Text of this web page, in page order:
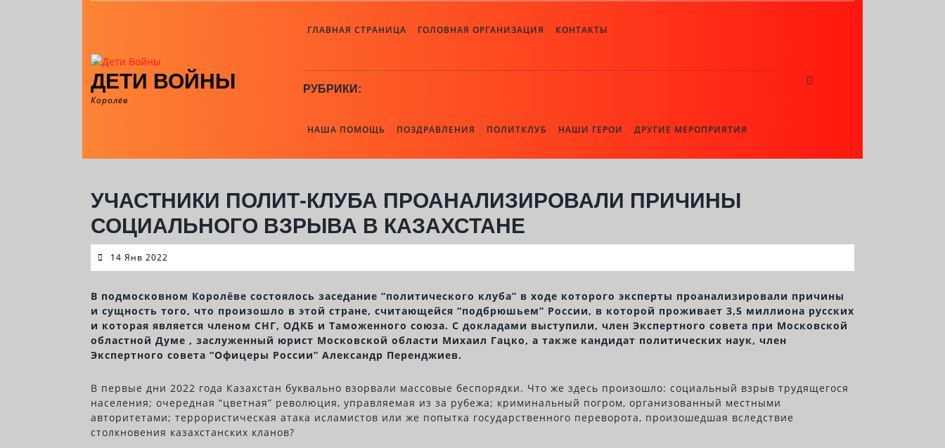
ДЕТИ ВОЙНЫ
Королёв
ГЛАВНАЯ СТРАНИЦА ГОЛОВНАЯ ОРГАНИЗАЦИЯ КОНТАКТЫ
РУБРИКИ:
НАША ПОМОЩЬ ПОЗДРАВЛЕНИЯ ПОЛИТКЛУБ НАШИ ГЕРОИ ДРУГИЕ МЕРОПРИЯТИЯ
УЧАСТНИКИ ПОЛИТ-КЛУБА ПРОАНАЛИЗИРОВАЛИ ПРИЧИНЫ
СОЦИАЛЬНОГО ВЗРЫВА В КАЗАХСТАНЕ
14 Янв 2022
Янв
В подмосковном Королёве состоялось заседание “политического клуба” в ходе которого эксперты проанализировали причины
и сущность того, что произошло в этой стране, считающейся “подбрюшьем” России, в которой проживает 3,5 миллиона русских
и которая является членом СНГ, ОДКБ и Таможенного союза. С докладами выступили, член Экспертного совета при Московской
областной Думе , заслуженный юрист Московской области Михаил Гацко, а также кандидат политических наук, член
Экспертного совета “Офицеры России” Александр Перенджиев.
В первые дни 2022 года Казахстан буквально взорвали массовые беспорядки. Что же здесь произошло: социальный взрыв трудящегося
населения; очередная “цветная” революция, управляемая из за рубежа; криминальный погром, организованный местными
авторитетами; террористическая атака исламистов или же попытка государственного переворота, произошедшая вследствие
столкновения казахстанских кланов?